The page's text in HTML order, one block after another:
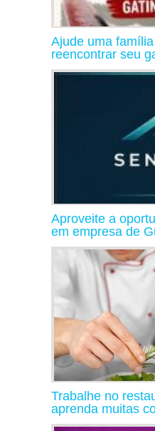
Ajude uma
reencontrar seu
Aproveite a
em empresa de
Trabalhe no
aprenda muitas